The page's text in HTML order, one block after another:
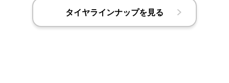
タイヤラインナップを見る